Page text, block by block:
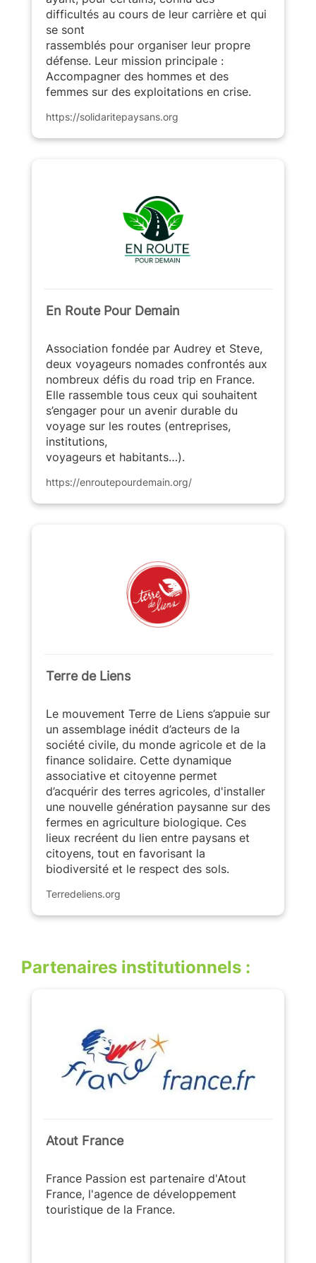
https://solidaritepaysans.org
difficultés au cours de leur carrière et qui
se sont
rassemblés pour organiser leur propre
défense. Leur mission principale :
Accompagner des hommes et des
femmes sur des exploitations en crise.
https://enroutepourdemain.org/
En Route Pour Demain
Association fondée par Audrey et Steve,
deux voyageurs nomades confrontés aux
nombreux défis du road trip en France.
Elle rassemble tous ceux qui souhaitent
s’engager pour un avenir durable du
voyage sur les routes (entreprises,
institutions,
voyageurs et habitants…).
Terredeliens.org
Terre de Liens
Le mouvement Terre de Liens s’appuie sur
un assemblage inédit d’acteurs de la
société civile, du monde agricole et de la
finance solidaire. Cette dynamique
associative et citoyenne permet
d’acquérir des terres agricoles, d'installer
une nouvelle génération paysanne sur des
fermes en agriculture biologique. Ces
lieux recréent du lien entre paysans et
citoyens, tout en favorisant la
biodiversité et le respect des sols.
Partenaires institutionnels :
Atout France
France Passion est partenaire d'Atout
France, l'agence de développement
touristique de la France.